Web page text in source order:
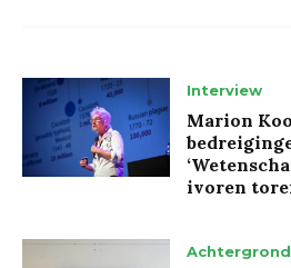
Interview
Marion
ivoren
Achtergrond